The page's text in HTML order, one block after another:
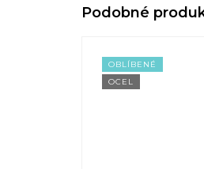
OBLÍBENÉ
OCEL